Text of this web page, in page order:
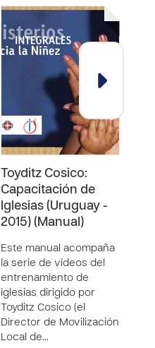
Toyditz Cosico:
Capacitación de
Iglesias (Uruguay -
2015) (Manual)
Este manual acompaña
la serie de videos del
entrenamiento de
iglesias dirigido por
Toyditz Cosico (el
Director de Movilización
Local de…